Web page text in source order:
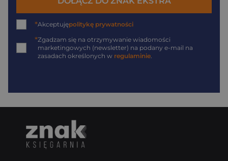
*Akceptujępolitykę prywatności
*Zgadzam się na otrzymywanie wiadomości
marketingowych (newsletter) na podany e-mail na
zasadach określonych w regulaminie